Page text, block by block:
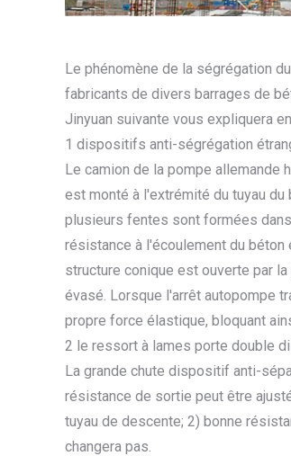
Le phénomène de la ségrégation
fabricants de divers barrages de
Jinyuan suivante vous expliquera
1 dispositifs anti-ségrégation
Le camion de la pompe
est monté à l'extrémité du tuyau
plusieurs fentes sont formées
résistance à l'écoulement du béton
structure conique est ouverte par
évasé. Lorsque l'arrêt autopompe
propre force élastique, bloquant
2 le ressort à lames porte double
La grande chute dispositif anti-
résistance de sortie peut être
tuyau de descente; 2) bonne
changera pas.